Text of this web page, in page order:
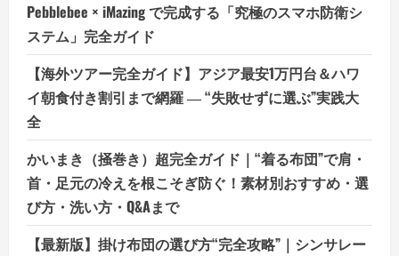
Pebblebee × iMazing で完成する「究極のスマホ防衛シ
ステム」完全ガイド
【海外ツアー完全ガイド】アジア最安1万円台＆ハワ
イ朝食付き割引まで網羅 ― “失敗せずに選ぶ”実践大
全
かいまき（掻巻き）超完全ガイド｜“着る布団”で肩・
首・足元の冷えを根こそぎ防ぐ！素材別おすすめ・選
び方・洗い方・Q&Aまで
【最新版】掛け布団の選び方“完全攻略”｜シンサレー